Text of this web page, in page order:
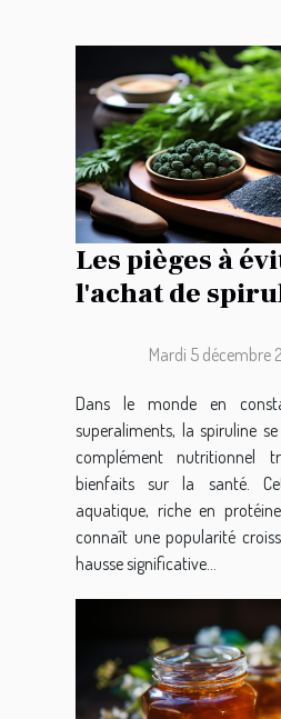
Les pièges à
l'achat de
Mardi 5 décembre
Dans le monde en
superaliments, la spiruline
complément nutritionnel
bienfaits sur la santé.
aquatique, riche en
connaît une popularité
hausse significative...